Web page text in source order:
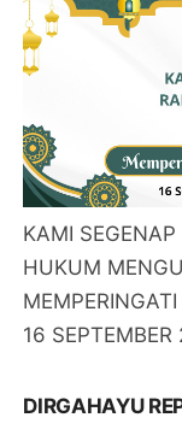
KAMI
HUKUM
16
DIRGAHAYU